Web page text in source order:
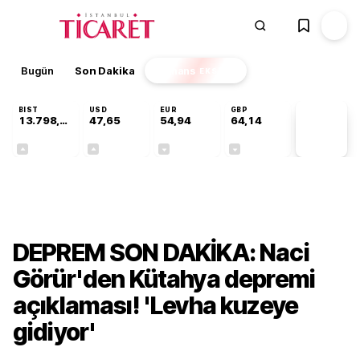
Bugün Son Dakika Finans EKSTRA
BIST
13.798,82
USD
47,65
EUR
54,94
GBP
64,14
DEPREM SON DAKİKA: Naci
Görür'den Kütahya depremi
açıklaması! 'Levha kuzeye
gidiyor'